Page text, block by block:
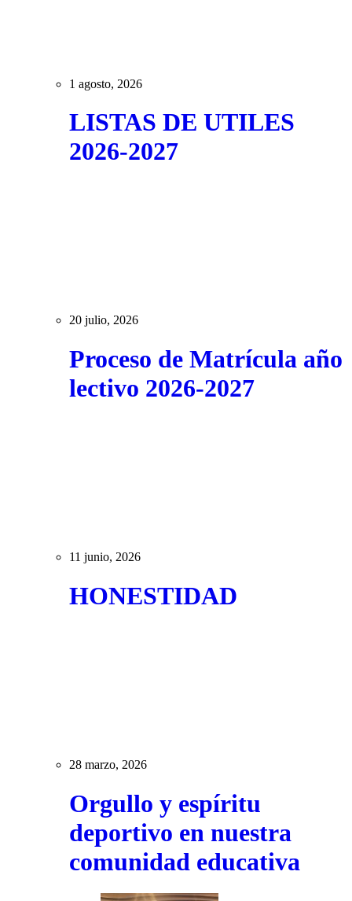
1 agosto, 2026
LISTAS DE UTILES
2026-2027
20 julio, 2026
Proceso de Matrícula año
lectivo 2026-2027
11 junio, 2026
HONESTIDAD
28 marzo, 2026
Orgullo y espíritu
deportivo en nuestra
comunidad educativa